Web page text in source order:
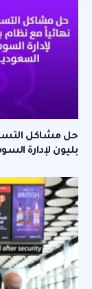
حل مشاكل
بليون لإدارة